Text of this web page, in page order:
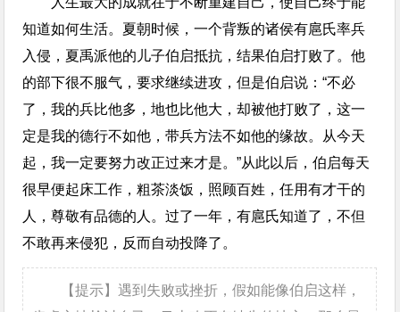
知道如何生活。夏朝时候，一个背叛的诸侯有扈氏率兵
入侵，夏禹派他的儿子伯启抵抗，结果伯启打败了。他
的部下很不服气，要求继续进攻，但是伯启说：“不必
了，我的兵比他多，地也比他大，却被他打败了，这一
定是我的德行不如他，带兵方法不如他的缘故。从今天
起，我一定要努力改正过来才是。”从此以后，伯启每天
很早便起床工作，粗茶淡饭，照顾百姓，任用有才干的
人，尊敬有品德的人。过了一年，有扈氏知道了，不但
不敢再来侵犯，反而自动投降了。
【提示】遇到失败或挫折，假如能像伯启这样，